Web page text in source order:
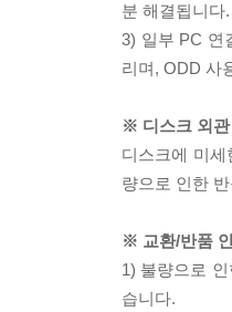
분 해결됩니다.
3) 일부 PC 연
리며, ODD 사
※ 디스크 외관
디스크에 미
량으로 인한
※ 교환/반품
1) 불량으로
습니다.